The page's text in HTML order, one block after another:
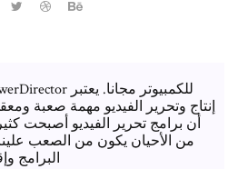
إنتاج وتحرير الفيديو مهمة صعبة
أن برامج تحرير الفيديو أصبحت
من الأحيان يكون من الصعب علينا
البرامج